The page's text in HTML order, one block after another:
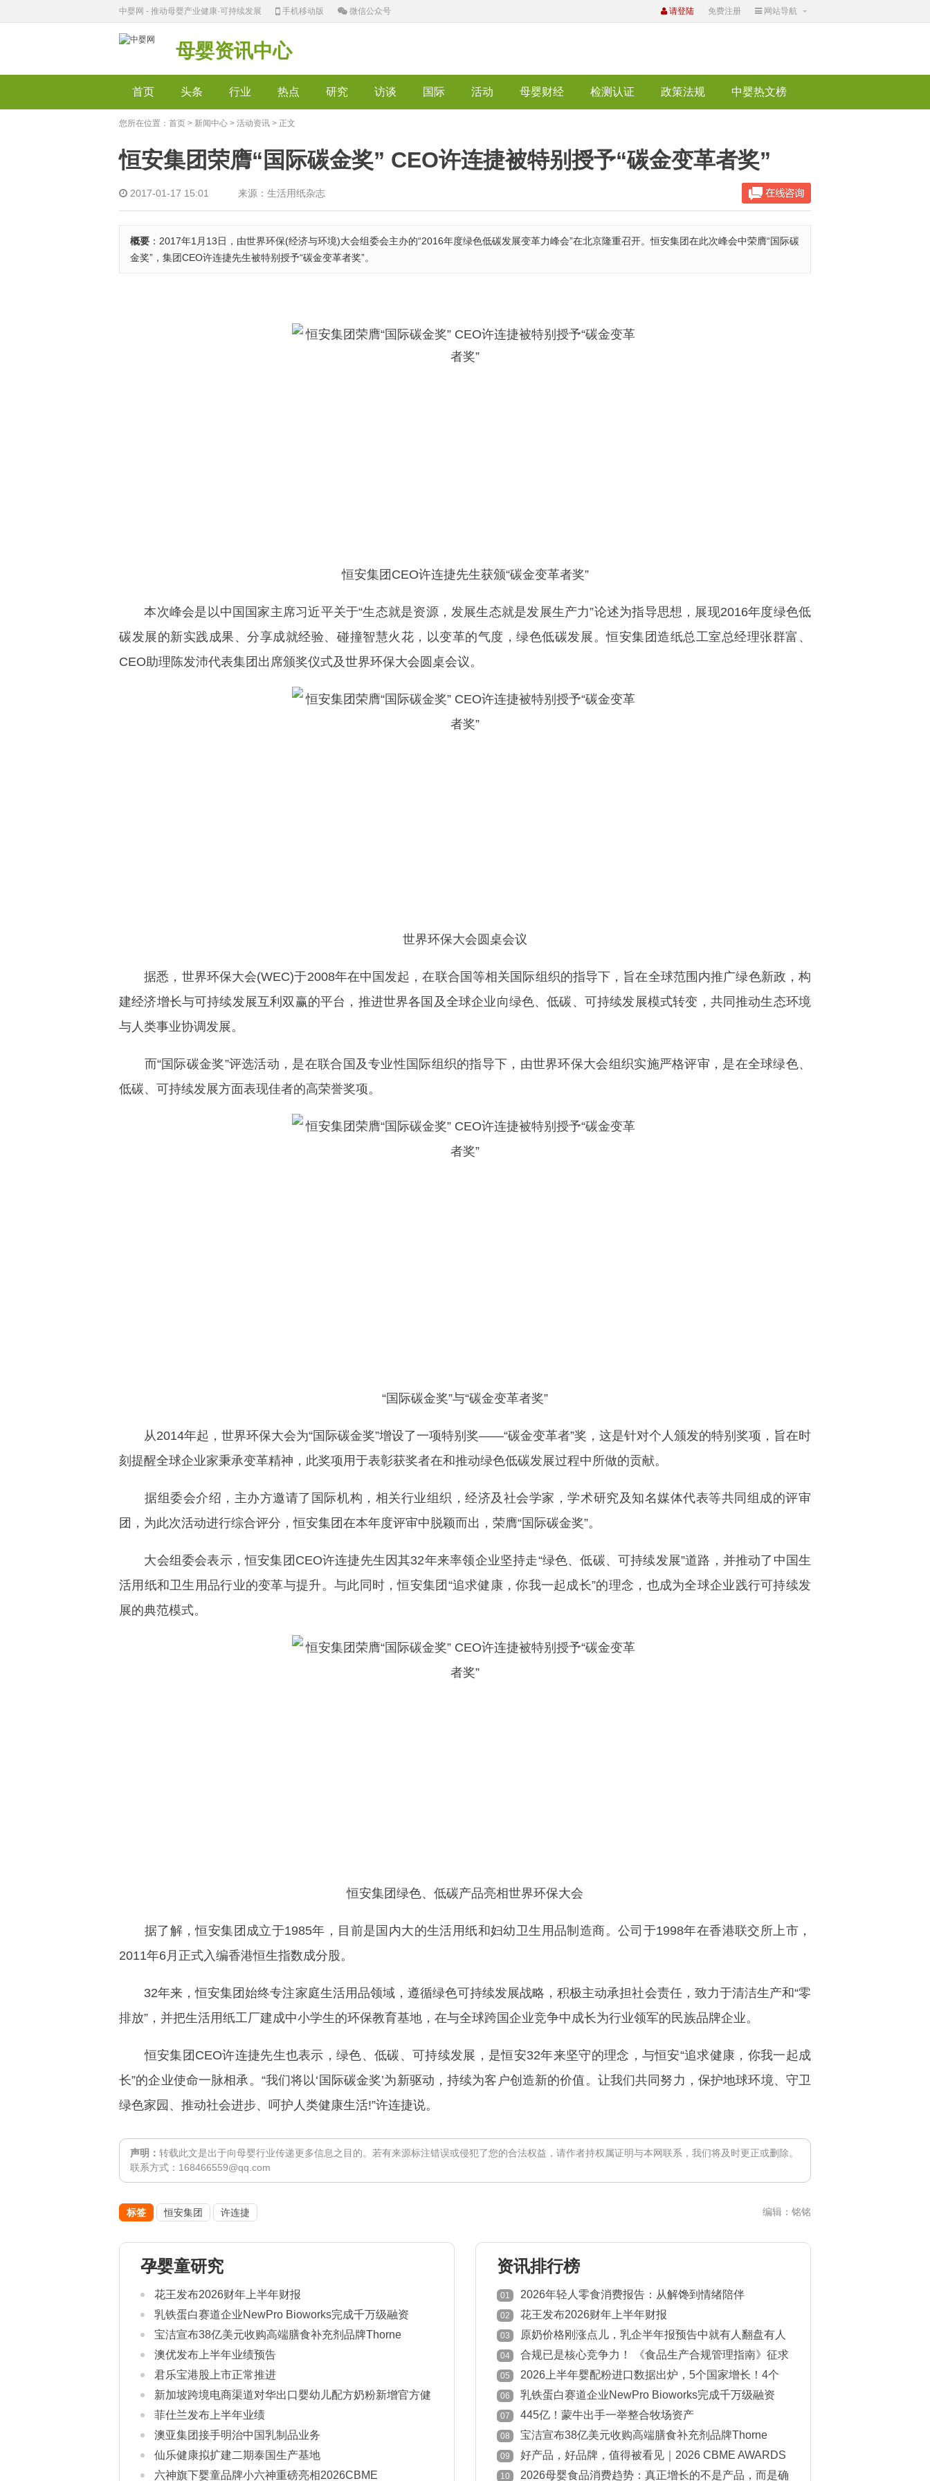
中婴网 - 推动母婴产业健康·可持续发展 手机移动版 微信公众号 请登陆 免费注册 网站导航
母婴资讯中心
首页 头条 行业 热点 研究 访谈 国际 活动 母婴财经 检测认证 政策法规 中婴热文榜
您所在位置： 首页 > 新闻中心 > 活动资讯 > 正文
恒安集团荣膺“国际碳金奖” CEO许连捷被特别授予“碳金变革者奖”
2017-01-17 15:01 来源：生活用纸杂志
概要 ：2017年1月13日，由世界环保(经济与环境)大会组委会主办的“2016年度绿色低碳发展变革力峰会”在北京隆重召开。恒安集团在此次峰会中荣膺“国际碳
金奖”，集团CEO许连捷先生被特别授予“碳金变革者奖”。
恒安集团CEO许连捷先生获颁“碳金变革者奖”
本次峰会是以中国国家主席习近平关于“生态就是资源，发展生态就是发展生产力”论述为指导思想，展现2016年度绿色低
碳发展的新实践成果、分享成就经验、碰撞智慧火花，以变革的气度，绿色低碳发展。恒安集团造纸总工室总经理张群富、
CEO助理陈发沛代表集团出席颁奖仪式及世界环保大会圆桌会议。
世界环保大会圆桌会议
据悉，世界环保大会(WEC)于2008年在中国发起，在联合国等相关国际组织的指导下，旨在全球范围内推广绿色新政，构
建经济增长与可持续发展互利双赢的平台，推进世界各国及全球企业向绿色、低碳、可持续发展模式转变，共同推动生态环境
与人类事业协调发展。
而“国际碳金奖”评选活动，是在联合国及专业性国际组织的指导下，由世界环保大会组织实施严格评审，是在全球绿色、
低碳、可持续发展方面表现佳者的高荣誉奖项。
“国际碳金奖”与“碳金变革者奖”
从2014年起，世界环保大会为“国际碳金奖”增设了一项特别奖——“碳金变革者”奖，这是针对个人颁发的特别奖项，旨在时
刻提醒全球企业家秉承变革精神，此奖项用于表彰获奖者在和推动绿色低碳发展过程中所做的贡献。
据组委会介绍，主办方邀请了国际机构，相关行业组织，经济及社会学家，学术研究及知名媒体代表等共同组成的评审
团，为此次活动进行综合评分，恒安集团在本年度评审中脱颖而出，荣膺“国际碳金奖”。
大会组委会表示，恒安集团CEO许连捷先生因其32年来率领企业坚持走“绿色、低碳、可持续发展”道路，并推动了中国生
活用纸和卫生用品行业的变革与提升。与此同时，恒安集团“追求健康，你我一起成长”的理念，也成为全球企业践行可持续发
展的典范模式。
恒安集团绿色、低碳产品亮相世界环保大会
据了解，恒安集团成立于1985年，目前是国内大的生活用纸和妇幼卫生用品制造商。公司于1998年在香港联交所上市，
2011年6月正式入编香港恒生指数成分股。
32年来，恒安集团始终专注家庭生活用品领域，遵循绿色可持续发展战略，积极主动承担社会责任，致力于清洁生产和“零
排放”，并把生活用纸工厂建成中小学生的环保教育基地，在与全球跨国企业竞争中成长为行业领军的民族品牌企业。
恒安集团CEO许连捷先生也表示，绿色、低碳、可持续发展，是恒安32年来坚守的理念，与恒安“追求健康，你我一起成
长”的企业使命一脉相承。“我们将以‘国际碳金奖’为新驱动，持续为客户创造新的价值。让我们共同努力，保护地球环境、守卫
绿色家园、推动社会进步、呵护人类健康生活!”许连捷说。
声明： 转载此文是出于向母婴行业传递更多信息之目的。若有来源标注错误或侵犯了您的合法权益，请作者持权属证明与本网联系，我们将及时更正或删除。
联系方式：168466559@qq.com
标签 恒安集团 许连捷 编辑：铭铭
孕婴童研究
花王发布2026财年上半年财报
乳铁蛋白赛道企业NewPro Bioworks完成千万级融资
宝洁宣布38亿美元收购高端膳食补充剂品牌Thorne
澳优发布上半年业绩预告
君乐宝港股上市正常推进
新加坡跨境电商渠道对华出口婴幼儿配方奶粉新增官方健
康证书通关要求
菲仕兰发布上半年业绩
澳亚集团接手明治中国乳制品业务
仙乐健康拟扩建二期泰国生产基地
六神旗下婴童品牌小六神重磅亮相2026CBME
资讯排行榜
01 2026年轻人零食消费报告：从解馋到情绪陪伴
02 花王发布2026财年上半年财报
03
原奶价格刚涨点儿，乳企半年报预告中就有人翻盘有人
退市
04
合规已是核心竞争力！ 《食品生产合规管理指南》征求
意见
05
2026上半年婴配粉进口数据出炉，5个国家增长！4个
国家下降！
06 乳铁蛋白赛道企业NewPro Bioworks完成千万级融资
07 445亿！蒙牛出手一举整合牧场资产
08 宝洁宣布38亿美元收购高端膳食补充剂品牌Thorne
09
好产品，好品牌，值得被看见｜2026 CBME AWARDS
中国孕婴童产业奖获奖榜单揭晓
10 2026母婴食品消费趋势：真正增长的不是产品，而是确